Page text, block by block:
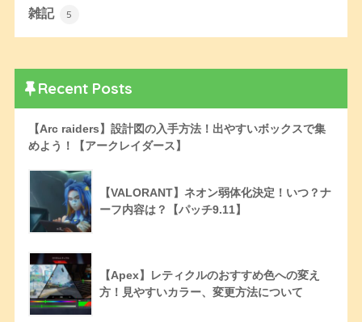
雑記 5
Recent Posts
【Arc raiders】設計図の入手方法！出やすいボックスで集
めよう！【アークレイダース】
【VALORANT】ネオン弱体化決定！いつ？ナ
ーフ内容は？【パッチ9.11】
【Apex】レティクルのおすすめ色への変え
方！見やすいカラー、変更方法について